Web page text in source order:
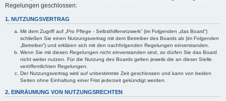
Regelungen geschlossen:
1. NUTZUNGSVERTRAG
Mit dem Zugriff auf „Pro Pflege - Selbsthilfenetzwerk“ (im Folgenden „das Board“)
schließen Sie einen Nutzungsvertrag mit dem Betreiber des Boards ab (im Folgenden
„Betreiber“) und erklären sich mit den nachfolgenden Regelungen einverstanden.
Wenn Sie mit diesen Regelungen nicht einverstanden sind, so dürfen Sie das Board
nicht weiter nutzen. Für die Nutzung des Boards gelten jeweils die an dieser Stelle
veröffentlichten Regelungen.
Der Nutzungsvertrag wird auf unbestimmte Zeit geschlossen und kann von beiden
Seiten ohne Einhaltung einer Frist jederzeit gekündigt werden.
2. EINRÄUMUNG VON NUTZUNGSRECHTEN